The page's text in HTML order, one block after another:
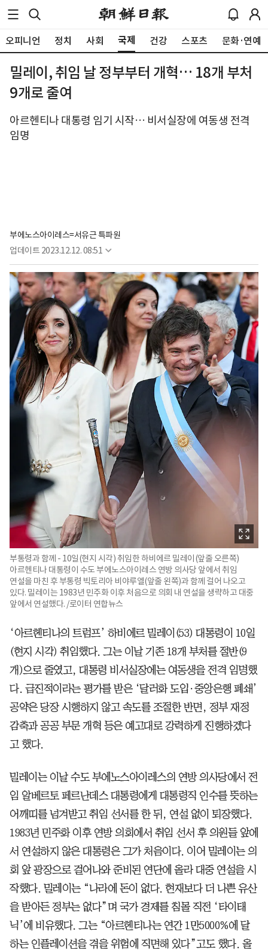
오피니언 정치 사회 국제 건강 스포츠 문화·연예
밀레이, 취임 날 정부부터 개혁… 18개 부처
9개로 줄여
아르헨티나 대통령 임기 시작… 비서실장에 여동생 전격
임명
부에노스아이레스=서유근 특파원
업데이트 2023.12.12. 08:51
부통령과 함께 - 10일(현지 시각) 취임한 하비에르 밀레이(앞줄 오른쪽)
아르헨티나 대통령이 수도 부에노스아이레스 연방 의사당 앞에서 취임
연설을 마친 후 부통령 빅토리아 비야루엘(앞줄 왼쪽)과 함께 걸어 나오고
있다. 밀레이는 1983년 민주화 이후 처음으로 의회 내 연설을 생략하고 대중
앞에서 연설했다. /로이터 연합뉴스
‘아르헨티나의 트럼프’ 하비에르 밀레이(53) 대통령이 10일
(현지 시각) 취임했다. 그는 이날 기존 18개 부처를 절반(9
개)으로 줄였고, 대통령 비서실장에는 여동생을 전격 임명했
다. 급진적이라는 평가를 받은 ‘달러화 도입·중앙은행 폐쇄’
공약은 당장 시행하지 않고 속도를 조절한 반면, 정부 재정
감축과 공공 부문 개혁 등은 예고대로 강력하게 진행하겠다
고 했다.
밀레이는 이날 수도 부에노스아이레스의 연방 의사당에서 전
임 알베르토 페르난데스 대통령에게 대통령직 인수를 뜻하는
어깨띠를 넘겨받고 취임 선서를 한 뒤, 연설 없이 퇴장했다.
1983년 민주화 이후 연방 의회에서 취임 선서 후 의원들 앞에
서 연설하지 않은 대통령은 그가 처음이다. 이어 밀레이는 의
회 앞 광장으로 걸어나와 준비된 연단에 올라 대중 연설을 시
작했다. 밀레이는 “나라에 돈이 없다. 현재보다 더 나쁜 유산
을 받아든 정부는 없다”며 국가 경제를 침몰 직전 ‘타이태
닉’에 비유했다. 그는 “아르헨티나는 연간 1만5000%에 달
하는 인플레이션을 겪을 위험에 직면해 있다”고도 했다. 올